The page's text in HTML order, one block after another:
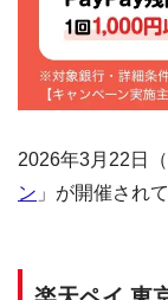
2026年3月22日
ン 」が開催され